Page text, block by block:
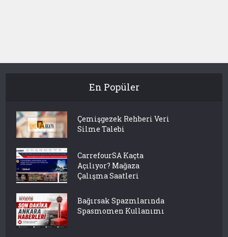
En Popüler
Çemişgezek Rehberi Veri
Silme Talebi
CarrefourSA Kaçta
Açılıyor? Mağaza
Çalışma Saatleri
Bağırsak Spazmlarında
Spasmomen Kullanımı